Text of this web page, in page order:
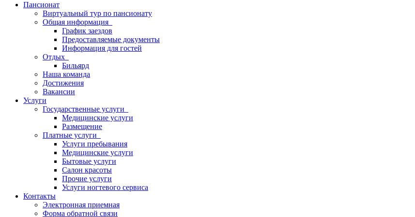
Пансионат
Виртуальный тур по пансионату
Общая информация
График заездов
Предоставляемые документы
Информация для гостей
Отдых
Бильярд
Наша команда
Достижения
Вакансии
Услуги
Государственные услуги
Медицинские услуги
Размещение
Платные услуги
Услуги пребывания
Медицинские услуги
Бытовые услуги
Салон красоты
Прочие услуги
Услуги ногтевого сервиса
Контакты
Электронная приемная
Форма обратной связи